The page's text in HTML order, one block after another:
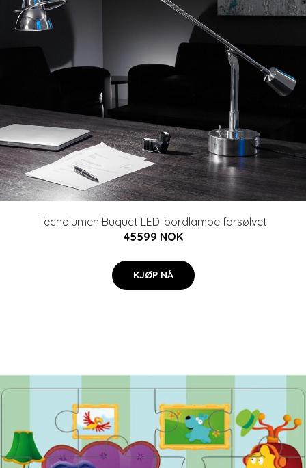
Tecnolumen Buquet LED-bordlampe forsølvet
45599 NOK
KJØP NÅ